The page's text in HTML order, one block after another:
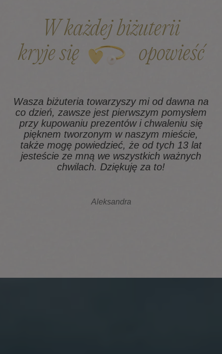
W każdej biżuterii
kryje się
opowieść
Wasza biżuteria towarzyszy mi od dawna na
co dzień, zawsze jest pierwszym pomysłem
przy kupowaniu prezentów i chwaleniu się
pięknem tworzonym w naszym mieście,
także mogę powiedzieć, że od tych 13 lat
jesteście ze mną we wszystkich ważnych
chwilach. Dziękuję za to!
Aleksandra